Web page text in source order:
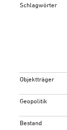
Schlagwörter
Objektträger
Geopolitik
Bestand